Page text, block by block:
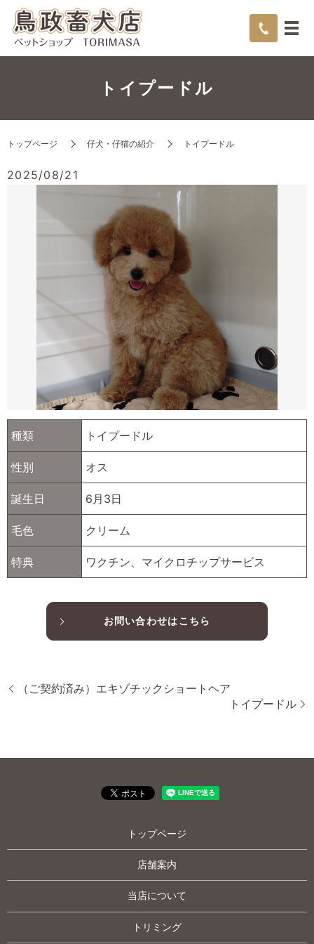
トイプードル
トップページ 仔犬・仔猫の紹介 トイプードル
2025/08/21
種類 トイプードル
性別 オス
誕生日 6月3日
毛色 クリーム
特典 ワクチン、マイクロチップサービス
お問い合わせはこちら
（ご契約済み）エキゾチックショートヘア
トイプードル
トップページ
店舗案内
当店について
トリミング